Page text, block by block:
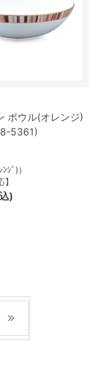
ボウル(オレンジ)
5361)
ｼﾞ)）
)